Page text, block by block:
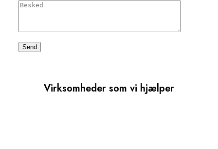
Virksomheder som vi hjælper